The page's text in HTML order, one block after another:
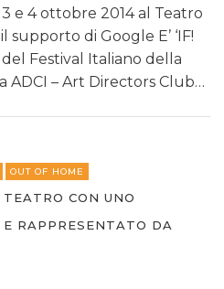
3 e 4 ottobre 2014 al Teatro
supporto di Google E’ ‘IF!
del Festival Italiano della
ADCI – Art Directors Club…
OUT OF HOME
CON UNO
RAPPRESENTATO DA